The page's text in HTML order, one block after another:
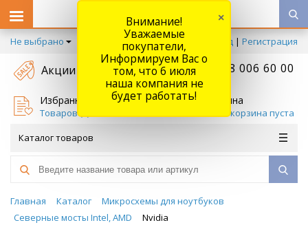
Не выбрано Вход | Регистрация
Акции +7 778 006 60 00
Избранное
Товаров (
Корзина
Ваша корзина пуста
Каталог товаров
Главная Каталог
Микросхемы для ноутбуков
Северные мосты Intel, AMD
Nvidia
Внимание!
Уважаемые
покупатели,
Информируем Вас о
том, что 6 июля
наша компания не
будет работать!
×